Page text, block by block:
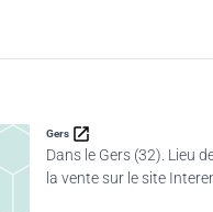
Gers
Dans le Gers (32). Lieu
la vente sur le site